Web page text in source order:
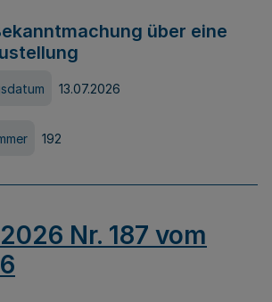
über eine
13.07.2026
192
Nr. 187 vom